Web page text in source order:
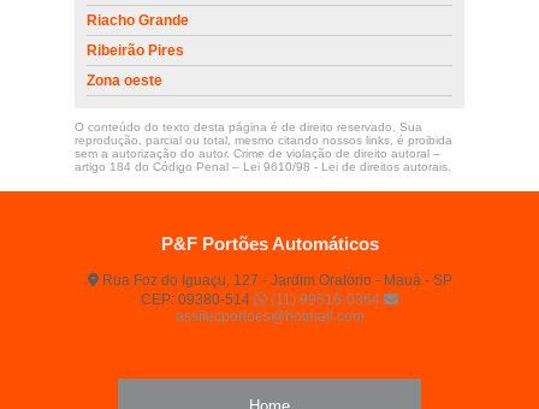
Riacho Grande
Ribeirão Pires
Zona oeste
O conteúdo do texto desta página é de direito reservado. Sua
reprodução, parcial ou total, mesmo citando nossos links, é proibida
sem a autorização do autor. Crime de violação de direito autoral –
artigo 184 do Código Penal – Lei 9610/98 - Lei de direitos autorais.
P&F Portões Automáticos
Rua Foz do Iguaçu, 127 - Jardim Oratório - Mauá - SP
CEP: 09380-514
(11) 99516-0364
assitecportoes@hotmail.com